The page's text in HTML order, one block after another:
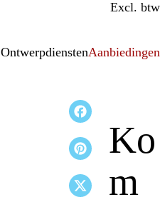
Incl. btw
Excl. btw
OntwerpdienstenAanbiedingen
Ko
m